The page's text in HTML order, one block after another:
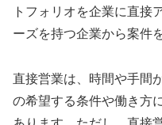
トフォリオを企業に直接
ーズを持つ企業から案件
直接営業は、時間や手間
の希望する条件や働き方